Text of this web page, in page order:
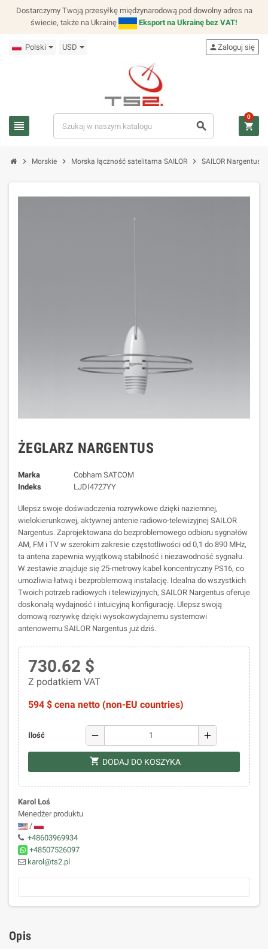
Dostarczymy Twoją przesyłkę międzynarodową pod dowolny adres na
świecie, także na Ukrainę
Eksport na Ukrainę bez VAT!
Polski USD
view_headline search
personZaloguj się
shopping_cart
0
chevron_right Morskie chevron_right Morska łączność satelitarna SAILOR chevron_right SAILOR Nargentus
ŻEGLARZ NARGENTUS
Marka
Cobham SATCOM
Indeks
LJDI4727YY
Ulepsz swoje doświadczenia rozrywkowe dzięki naziemnej,
wielokierunkowej, aktywnej antenie radiowo-telewizyjnej SAILOR
Nargentus. Zaprojektowana do bezproblemowego odbioru sygnałów
AM, FM i TV w szerokim zakresie częstotliwości od 0,1 do 890 MHz,
ta antena zapewnia wyjątkową stabilność i niezawodność sygnału.
W zestawie znajduje się 25-metrowy kabel koncentryczny PS16, co
umożliwia łatwą i bezproblemową instalację. Idealna do wszystkich
Twoich potrzeb radiowych i telewizyjnych, SAILOR Nargentus oferuje
doskonałą wydajność i intuicyjną konfigurację. Ulepsz swoją
domową rozrywkę dzięki wysokowydajnemu systemowi
antenowemu SAILOR Nargentus już dziś.
730.62 $
Z podatkiem VAT
594 $ cena netto (non-EU countries)
Ilość remove add
shopping_cart DODAJ DO KOSZYKA
Karol Łoś
Menedżer produktu
/
+48603969934
+48507526097
karol@ts2.pl
Opis